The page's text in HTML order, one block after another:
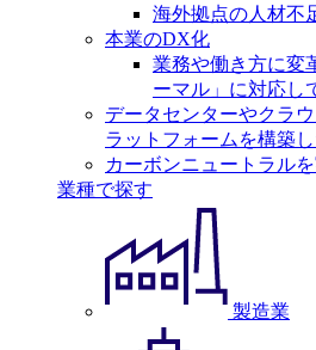
海外拠点の人材不
本業のDX化
業務や働き方に変
ーマル」に対応し
データセンターやクラ
ラットフォームを構築
カーボンニュートラル
業種で探す
製造業